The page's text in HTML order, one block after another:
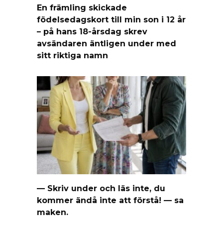
En främling skickade
födelsedagskort till min son i 12 år
– på hans 18-årsdag skrev
avsändaren äntligen under med
sitt riktiga namn
— Skriv under och läs inte, du
kommer ändå inte att förstå! — sa
maken.